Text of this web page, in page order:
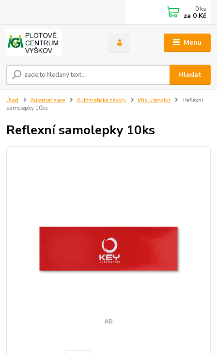
Menu
Hledat
0 ks
za 0 Kč
Úvod Automatizace Automatické závory Příslušenství
Reflexní
samolepky 10ks
Reflexní samolepky 10ks